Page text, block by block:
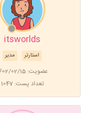
itsworlds
مدیر استارتر
عضویت: 1402/02/15
تعداد پست: 1047